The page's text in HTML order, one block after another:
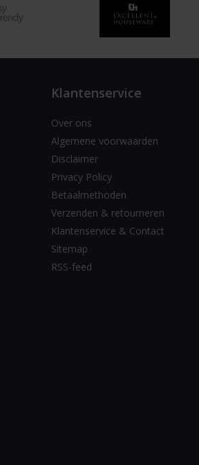
Klantenservice
Over ons
Algemene voorwaarden
Disclaimer
Privacy Policy
Betaalmethoden
Verzenden & retourneren
Klantenservice & Contact
Sitemap
RSS-feed